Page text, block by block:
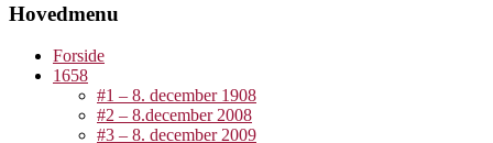
Hovedmenu
Forside
1658
#1 – 8. december 1908
#2 – 8.december 2008
#3 – 8. december 2009